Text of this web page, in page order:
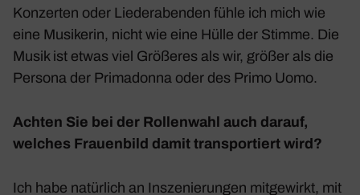
Konzerten oder Lieder­abenden fühle ich mich wie
eine Musi­kerin, nicht wie eine Hülle der Stimme. Die
Musik ist etwas viel Größeres als wir, größer als die
Persona der Prima­donna oder des Primo Uomo.
Achten Sie bei der Rollen­wahl auch darauf,
welches Frau­en­bild damit trans­por­tiert wird?
Ich habe natür­lich an Insze­nie­rungen mitge­wirkt, mit